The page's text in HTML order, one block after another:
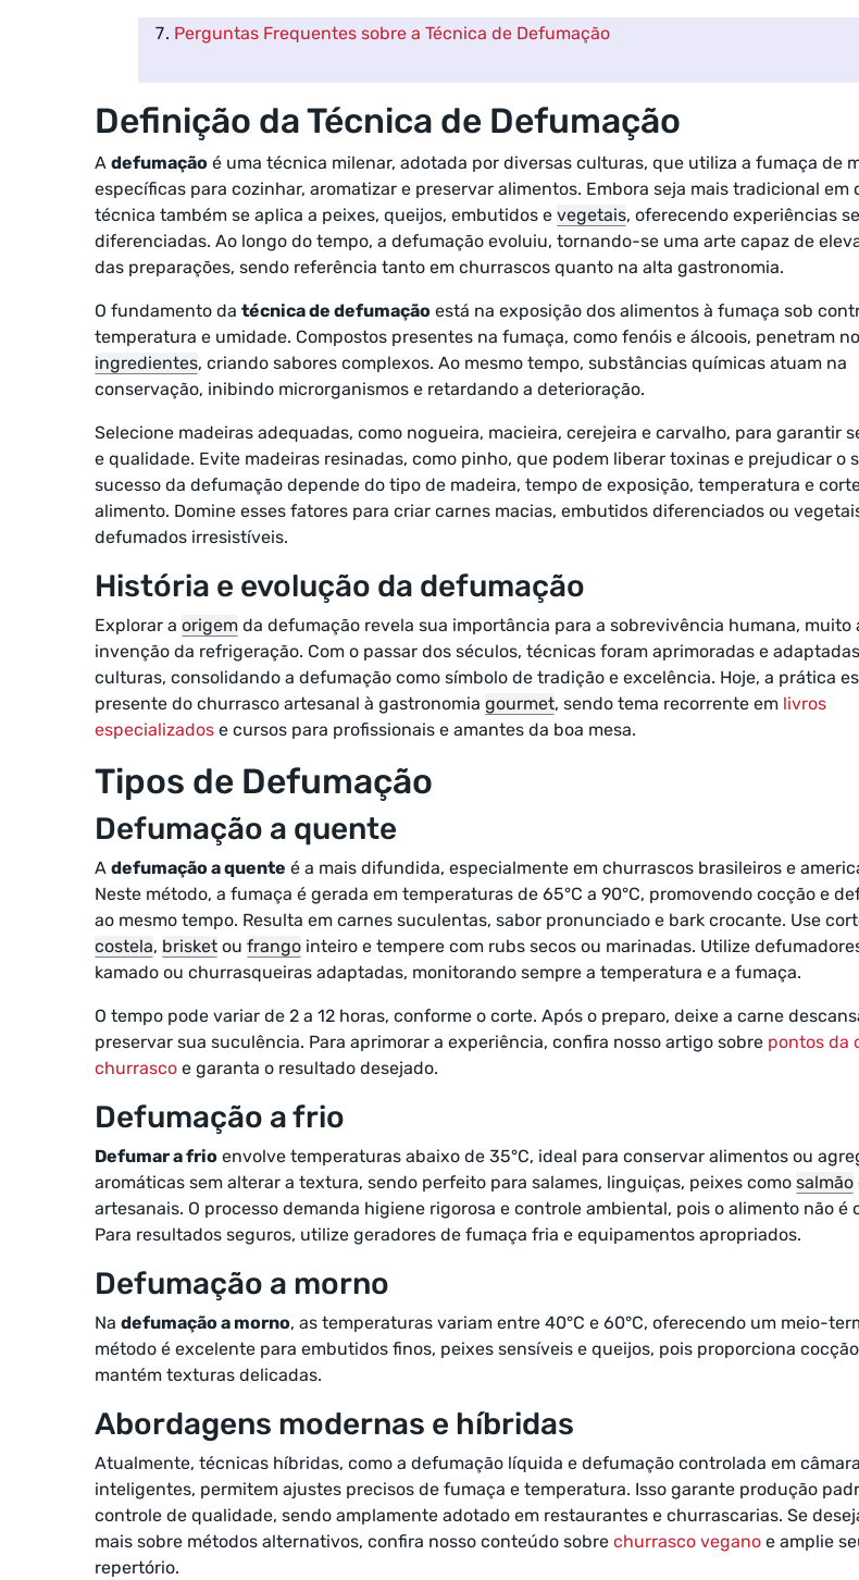
Perguntas Frequentes sobre a Técnica de Defumação
Definição da Técnica de Defumação
A defumação é uma técnica milenar, adotada por diversas culturas, que utiliza a fumaça de
específicas para cozinhar, aromatizar e preservar alimentos. Embora seja mais tradicional em
técnica também se aplica a peixes, queijos, embutidos e vegetais, oferecendo experiências
diferenciadas. Ao longo do tempo, a defumação evoluiu, tornando-se uma arte capaz de
das preparações, sendo referência tanto em churrascos quanto na alta gastronomia.
O fundamento da técnica de defumação está na exposição dos alimentos à fumaça sob
temperatura e umidade. Compostos presentes na fumaça, como fenóis e álcoois, penetram
ingredientes, criando sabores complexos. Ao mesmo tempo, substâncias químicas atuam na
conservação, inibindo microrganismos e retardando a deterioração.
Selecione madeiras adequadas, como nogueira, macieira, cerejeira e carvalho, para garantir
e qualidade. Evite madeiras resinadas, como pinho, que podem liberar toxinas e prejudicar o
sucesso da defumação depende do tipo de madeira, tempo de exposição, temperatura e
alimento. Domine esses fatores para criar carnes macias, embutidos diferenciados ou
defumados irresistíveis.
História e evolução da defumação
Explorar a origem da defumação revela sua importância para a sobrevivência humana, muito
invenção da refrigeração. Com o passar dos séculos, técnicas foram aprimoradas e
culturas, consolidando a defumação como símbolo de tradição e excelência. Hoje, a prática
presente do churrasco artesanal à gastronomia gourmet, sendo tema recorrente em livros
especializados e cursos para profissionais e amantes da boa mesa.
Tipos de Defumação
Defumação a quente
A defumação a quente é a mais difundida, especialmente em churrascos brasileiros e
Neste método, a fumaça é gerada em temperaturas de 65°C a 90°C, promovendo cocção e
ao mesmo tempo. Resulta em carnes suculentas, sabor pronunciado e bark crocante. Use
costela, brisket ou frango inteiro e tempere com rubs secos ou marinadas. Utilize
kamado ou churrasqueiras adaptadas, monitorando sempre a temperatura e a fumaça.
O tempo pode variar de 2 a 12 horas, conforme o corte. Após o preparo, deixe a carne
preservar sua suculência. Para aprimorar a experiência, confira nosso artigo sobre pontos da
churrasco e garanta o resultado desejado.
Defumação a frio
Defumar a frio envolve temperaturas abaixo de 35°C, ideal para conservar alimentos ou
aromáticas sem alterar a textura, sendo perfeito para salames, linguiças, peixes como salmão
artesanais. O processo demanda higiene rigorosa e controle ambiental, pois o alimento não é
Para resultados seguros, utilize geradores de fumaça fria e equipamentos apropriados.
Defumação a morno
Na defumação a morno, as temperaturas variam entre 40°C e 60°C, oferecendo um meio-
método é excelente para embutidos finos, peixes sensíveis e queijos, pois proporciona
mantém texturas delicadas.
Abordagens modernas e híbridas
Atualmente, técnicas híbridas, como a defumação líquida e defumação controlada em
inteligentes, permitem ajustes precisos de fumaça e temperatura. Isso garante produção
controle de qualidade, sendo amplamente adotado em restaurantes e churrascarias. Se
mais sobre métodos alternativos, confira nosso conteúdo sobre churrasco vegano e amplie
repertório.